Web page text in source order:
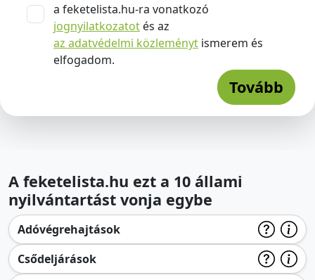
a feketelista.hu-ra vonatkozó
jognyilatkozatot és az
az adatvédelmi közleményt ismerem és
elfogadom.
Tovább
A feketelista.hu ezt a 10 állami
nyilvántartást vonja egybe
Adóvégrehajtások
Csődeljárások